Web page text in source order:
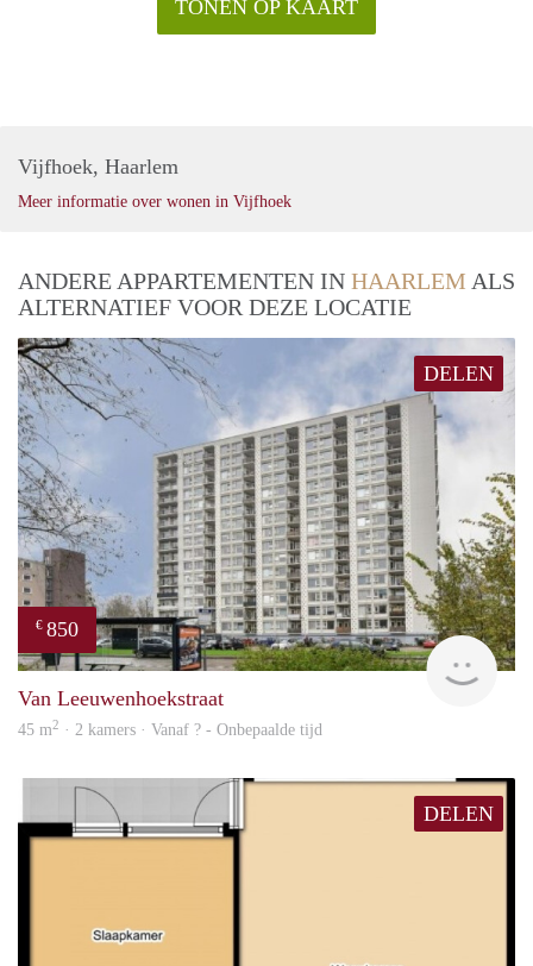
TONEN OP KAART
Vijfhoek, Haarlem
Meer informatie over wonen in Vijfhoek
ANDERE APPARTEMENTEN IN HAARLEM ALS
ALTERNATIEF VOOR DEZE LOCATIE
DELEN
€ 850
rent
Van Leeuwenhoekstraat
45 m2 · 2 kamers · Vanaf ? - Onbepaalde tijd
DELEN